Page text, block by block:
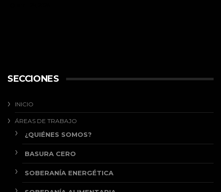
SECCIONES
INICIO
ÁREAS DE TRABAJO
¿QUIÉNES SOMOS?
BASURA CERO
SOBERANÍA ENERGÉTICA